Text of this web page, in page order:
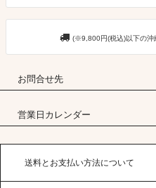
(※9,800円(税込)以下の沖
お問合せ先
営業日カレンダー
送料とお支払い方法について